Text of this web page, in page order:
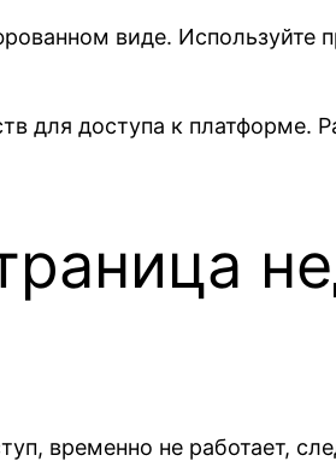
виде. Используйте
для доступа к платформе.
временно не работает,